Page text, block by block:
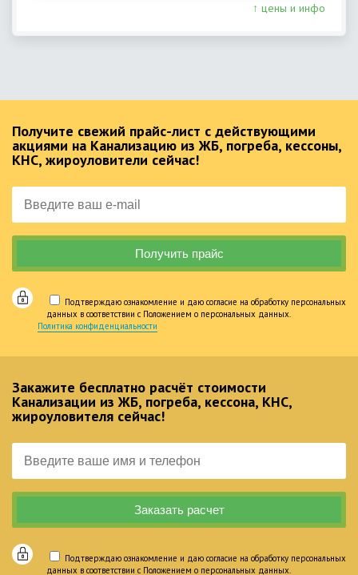
↑ цены и инфо
Получите свежий прайс-лист с действующими
акциями на Канализацию из ЖБ, погреба, кессоны,
КНС, жироуловители сейчас!
Подтверждаю ознакомление и даю согласие на обработку персональных
данных в соответствии с Положением о персональных данных.
Политика конфиденциальности
Закажите бесплатно расчёт стоимости
Канализации из ЖБ, погреба, кессона, КНС,
жироуловителя сейчас!
Подтверждаю ознакомление и даю согласие на обработку персональных
данных в соответствии с Положением о персональных данных.